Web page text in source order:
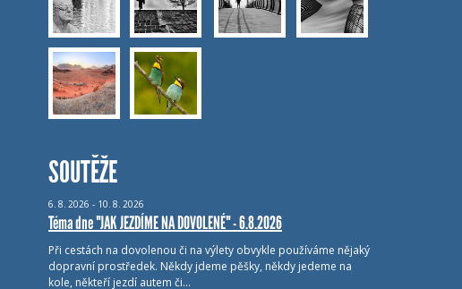
SOUTĚŽE
6. 8. 2026 - 10. 8. 2026
Téma dne "JAK JEZDÍME NA DOVOLENÉ" - 6.8.2026
Při cestách na dovolenou či na výlety obvykle používáme nějaký
dopravní prostředek. Někdy jdeme pěšky, někdy jedeme na
kole, někteří jezdí autem či…